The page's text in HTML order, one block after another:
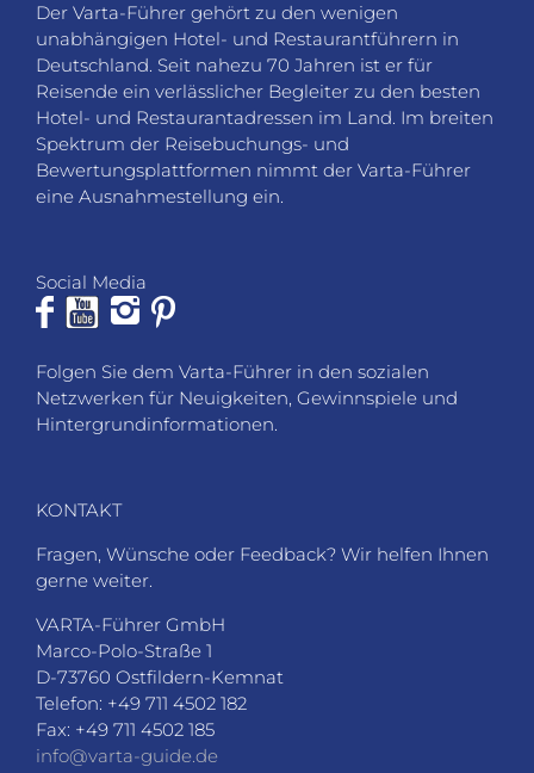
Der Varta-Führer gehört zu den wenigen
unabhängigen Hotel- und Restaurantführern in
Deutschland. Seit nahezu 70 Jahren ist er für
Reisende ein verlässlicher Begleiter zu den besten
Hotel- und Restaurantadressen im Land. Im breiten
Spektrum der Reisebuchungs- und
Bewertungsplattformen nimmt der Varta-Führer
eine Ausnahmestellung ein.
Social Media
Folgen Sie dem Varta-Führer in den sozialen
Netzwerken für Neuigkeiten, Gewinnspiele und
Hintergrundinformationen.
KONTAKT
Fragen, Wünsche oder Feedback? Wir helfen Ihnen
gerne weiter.
VARTA-Führer GmbH
Marco-Polo-Straße 1
D-73760 Ostfildern-Kemnat
Telefon: +49 711 4502 182
Fax: +49 711 4502 185
info@varta-guide.de